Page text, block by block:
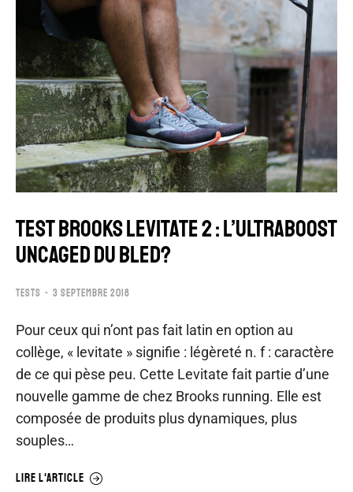
TEST BROOKS LEVITATE 2 : L’ULTRABOOST
UNCAGED DU BLED?
TESTS 3 SEPTEMBRE 2018
Pour ceux qui n’ont pas fait latin en option au
collège, « levitate » signifie : légèreté n. f : caractère
de ce qui pèse peu. Cette Levitate fait partie d’une
nouvelle gamme de chez Brooks running. Elle est
composée de produits plus dynamiques, plus
souples…
LIRE L'ARTICLE